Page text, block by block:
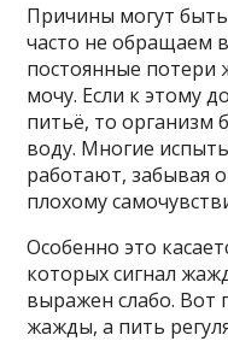
Причины могут
часто не обращаем
постоянные потери
мочу. Если к этому
питьё, то организм
воду. Многие
работают, забывая
плохому
Особенно это
которых сигнал
выражен слабо. Вот
жажды, а пить